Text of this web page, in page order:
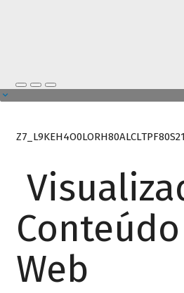
Z7_L9KEH4O0LORH80ALCLTPF80S21
Web